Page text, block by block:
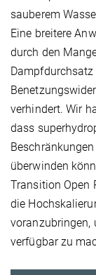
sauberem
Eine breitere
durch den
verhindert. Wir
dass
überwinden
Transition Open
die
voranzubringen,
verfügbar zu